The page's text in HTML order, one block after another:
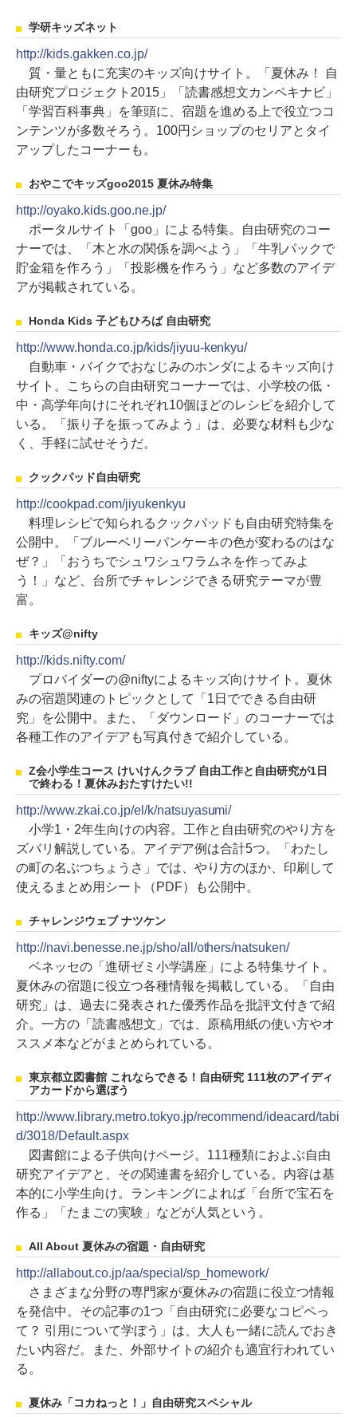
学研キッズネット
http://kids.gakken.co.jp/
質・量ともに充実のキッズ向けサイト。「夏休み！ 自
由研究プロジェクト2015」「読書感想文カンペキナビ」
「学習百科事典」を筆頭に、宿題を進める上で役立つコ
ンテンツが多数そろう。100円ショップのセリアとタイ
アップしたコーナーも。
おやこでキッズgoo2015 夏休み特集
http://oyako.kids.goo.ne.jp/
ポータルサイト「goo」による特集。自由研究のコー
ナーでは、「木と水の関係を調べよう」「牛乳パックで
貯金箱を作ろう」「投影機を作ろう」など多数のアイデ
アが掲載されている。
Honda Kids 子どもひろば 自由研究
http://www.honda.co.jp/kids/jiyuu-kenkyu/
自動車・バイクでおなじみのホンダによるキッズ向け
サイト。こちらの自由研究コーナーでは、小学校の低・
中・高学年向けにそれぞれ10個ほどのレシピを紹介して
いる。「振り子を振ってみよう」は、必要な材料も少な
く、手軽に試せそうだ。
クックパッド自由研究
http://cookpad.com/jiyukenkyu
料理レシピで知られるクックパッドも自由研究特集を
公開中。「ブルーベリーパンケーキの色が変わるのはな
ぜ？」「おうちでシュワシュワラムネを作ってみよ
う！」など、台所でチャレンジできる研究テーマが豊
富。
キッズ@nifty
http://kids.nifty.com/
プロバイダーの@niftyによるキッズ向けサイト。夏休
みの宿題関連のトピックとして「1日でできる自由研
究」を公開中。また、「ダウンロード」のコーナーでは
各種工作のアイデアも写真付きで紹介している。
Z会小学生コース けいけんクラブ 自由工作と自由研究が1日
で終わる！夏休みおたすけたい!!
http://www.zkai.co.jp/el/k/natsuyasumi/
小学1・2年生向けの内容。工作と自由研究のやり方を
ズバリ解説している。アイデア例は合計5つ。「わたし
の町の名ぶつちょうさ」では、やり方のほか、印刷して
使えるまとめ用シート（PDF）も公開中。
チャレンジウェブ ナツケン
http://navi.benesse.ne.jp/sho/all/others/natsuken/
ベネッセの「進研ゼミ小学講座」による特集サイト。
夏休みの宿題に役立つ各種情報を掲載している。「自由
研究」は、過去に発表された優秀作品を批評文付きで紹
介。一方の「読書感想文」では、原稿用紙の使い方やオ
ススメ本などがまとめられている。
東京都立図書館 これならできる！自由研究 111枚のアイディ
アカードから選ぼう
http://www.library.metro.tokyo.jp/recommend/ideacard/tabi
d/3018/Default.aspx
図書館による子供向けページ。111種類におよぶ自由
研究アイデアと、その関連書を紹介している。内容は基
本的に小学生向け。ランキングによれば「台所で宝石を
作る」「たまごの実験」などが人気という。
All About 夏休みの宿題・自由研究
http://allabout.co.jp/aa/special/sp_homework/
さまざまな分野の専門家が夏休みの宿題に役立つ情報
を発信中。その記事の1つ「自由研究に必要なコピペっ
て？ 引用について学ぼう」は、大人も一緒に読んでおき
たい内容だ。また、外部サイトの紹介も適宜行われてい
る。
夏休み「コカねっと！」自由研究スペシャル